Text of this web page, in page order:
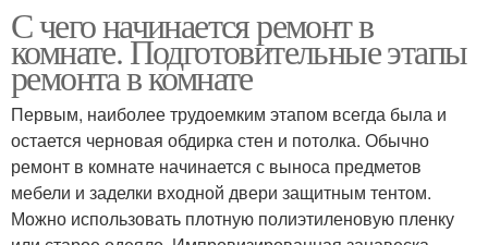
С чего начинается ремонт в
комнате. Подготовительные этапы
ремонта в комнате
Первым, наиболее трудоемким этапом всегда была и
остается черновая обдирка стен и потолка. Обычно
ремонт в комнате начинается с выноса предметов
мебели и заделки входной двери защитным тентом.
Можно использовать плотную полиэтиленовую пленку